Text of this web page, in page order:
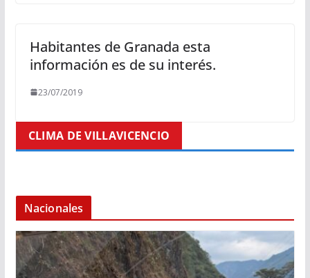
Habitantes de Granada esta
información es de su interés.
23/07/2019
CLIMA DE VILLAVICENCIO
Nacionales